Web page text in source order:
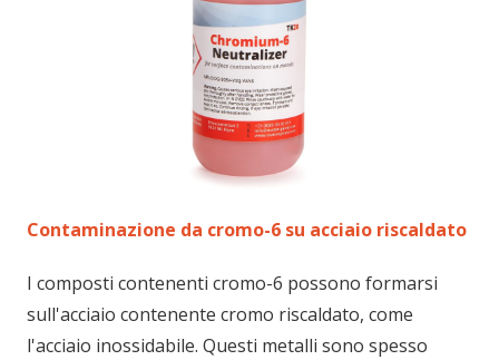
Contaminazione da cromo-6 su acciaio riscaldato
I composti contenenti cromo-6 possono formarsi
sull'acciaio contenente cromo riscaldato, come
l'acciaio inossidabile. Questi metalli sono spesso